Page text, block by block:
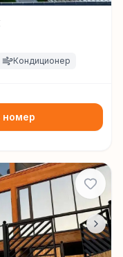
Кондиционер
номер